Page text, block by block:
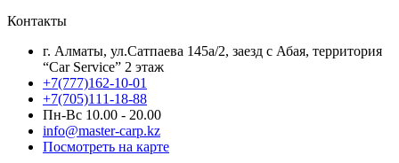
Контакты
г. Алматы, ул.Сатпаева 145а/2, заезд с Абая, территория
“Car Service” 2 этаж
+7(777)162-10-01
+7(705)111-18-88
Пн-Вс 10.00 - 20.00
info@master-carp.kz
Посмотреть на карте